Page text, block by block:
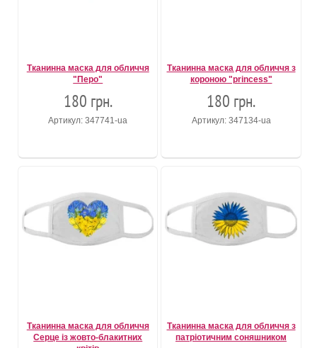
Тканинна маска для обличчя
"Перо"
180 грн.
Артикул: 347741-ua
Тканинна маска для обличчя з
короною "princess"
180 грн.
Артикул: 347134-ua
Тканинна маска для обличчя
Серце із жовто-блакитних
Тканинна маска для обличчя з
патріотичним соняшником